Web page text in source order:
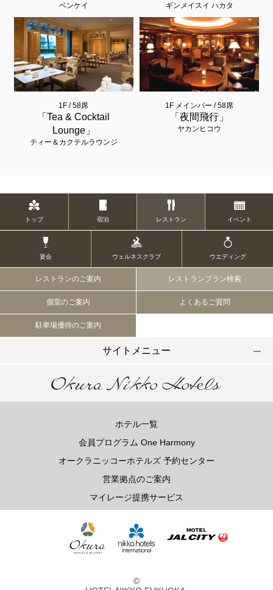
ベンケイ ギンメイスイ ハカタ
1F / 58席
「Tea & Cocktail
Lounge」
ティー＆カクテルラウンジ
1F メインバー / 58席
「夜間飛行」
ヤカンヒコウ
トップ 宿泊 レストラン イベント
宴会 ウェルネスクラブ ウエディング
レストランのご案内 レストランプラン検索
個室のご案内 よくあるご質問
駐車場優待のご案内
サイトメニュー
ホテル一覧
会員プログラム One Harmony
オークラニッコーホテルズ 予約センター
営業拠点のご案内
マイレージ提携サービス
©